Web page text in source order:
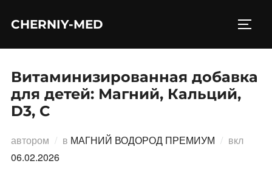
CHERNIY-MED
Витаминизированная добавка
для детей: Магний, Кальций,
D3, C
автором в МАГНИЙ ВОДОРОД ПРЕМИУМ вкл
06.02.2026